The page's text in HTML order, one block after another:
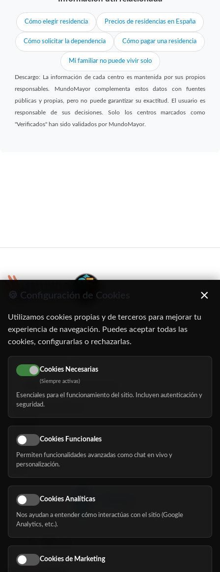
Cómo elegir residencia Precios de residencias en España
Cómo solicitar la dependencia Cómo pagar una residencia
Mi familiar no puede vivir solo
Descargo: La información de cada centro es mantenida por sus propios
responsables. MundoMayor complementa estos datos con fuentes
públicas y propias, pero no puede garantizar su exactitud. El usuario es
responsable de sus decisiones. Solo los centros marcados como
"Verificados" han sido validados por MundoMayor.
C/ Oruro, 11. 28016 Madrid
91 345 06 26
616 113 103
hola@mundomayor.com
Buscador de residencias
Eventos
Nosotros
Síguenos
🍪 Configuración de Cookies ×
Utilizamos cookies propias y de terceros para mejorar tu
experiencia de navegación. Puedes aceptar todas las
cookies, configurarlas o rechazarlas.
Cookies Necesarias
(Siempre activas)
Esenciales para el funcionamiento del sitio. Incluyen autenticación y
seguridad.
Cookies Funcionales
Permiten funcionalidades avanzadas como chat en vivo y
personalización.
Cookies Analíticas
Nos ayudan a entender cómo interactúas con el sitio (Google
Analytics, etc.).
Cookies de Marketing